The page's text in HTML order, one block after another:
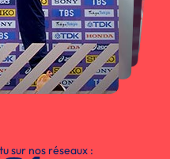
sur nos réseaux :